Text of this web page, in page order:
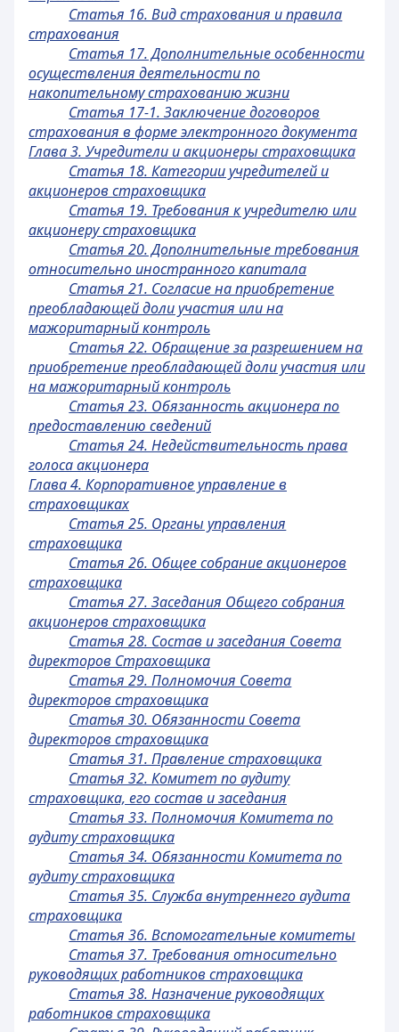
Статья 16. Вид страхования и правила
страхования
Статья 17. Дополнительные особенности
осуществления деятельности по
накопительному страхованию жизни
Статья 17-1. Заключение договоров
страхования в форме электронного документа
Глава 3. Учредители и акционеры страховщика
Статья 18. Категории учредителей и
акционеров страховщика
Статья 19. Требования к учредителю или
акционеру страховщика
Статья 20. Дополнительные требования
относительно иностранного капитала
Статья 21. Согласие на приобретение
преобладающей доли участия или на
мажоритарный контроль
Статья 22. Обращение за разрешением на
приобретение преобладающей доли участия или
на мажоритарный контроль
Статья 23. Обязанность акционера по
предоставлению сведений
Статья 24. Недействительность права
голоса акционера
Глава 4. Корпоративное управление в
страховщиках
Статья 25. Органы управления
страховщика
Статья 26. Общее собрание акционеров
страховщика
Статья 27. Заседания Общего собрания
акционеров страховщика
Статья 28. Состав и заседания Совета
директоров Страховщика
Статья 29. Полномочия Совета
директоров страховщика
Статья 30. Обязанности Совета
директоров страховщика
Статья 31. Правление страховщика
Статья 32. Комитет по аудиту
страховщика, его состав и заседания
Статья 33. Полномочия Комитета по
аудиту страховщика
Статья 34. Обязанности Комитета по
аудиту страховщика
Статья 35. Служба внутреннего аудита
страховщика
Статья 36. Вспомогательные комитеты
Статья 37. Требования относительно
руководящих работников страховщика
Статья 38. Назначение руководящих
работников страховщика